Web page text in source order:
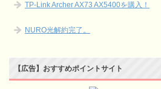
TP-Link Archer AX73 AX5400を購入！
NURO光解約完了。
【広告】おすすめポイントサイト